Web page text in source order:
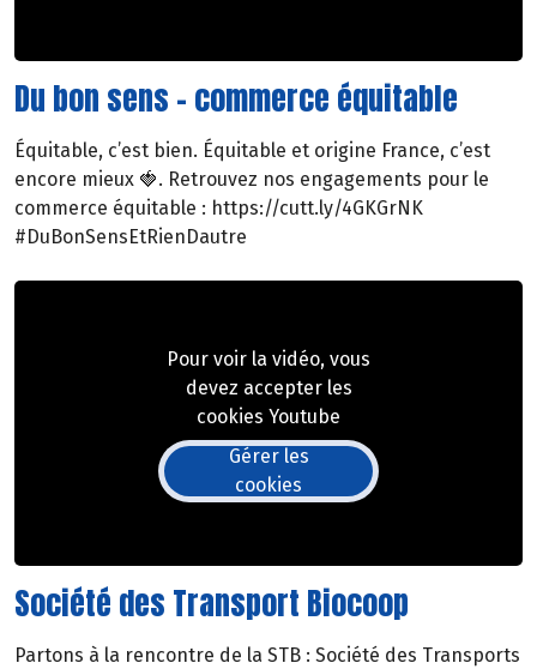
Du bon sens - commerce équitable
Équitable, c’est bien. Équitable et origine France, c’est
encore mieux 🍓. Retrouvez nos engagements pour le
commerce équitable : https://cutt.ly/4GKGrNK
#DuBonSensEtRienDautre
Pour voir la vidéo, vous
devez accepter les
cookies Youtube
Gérer les
cookies
Société des Transport Biocoop
Partons à la rencontre de la STB : Société des Transports